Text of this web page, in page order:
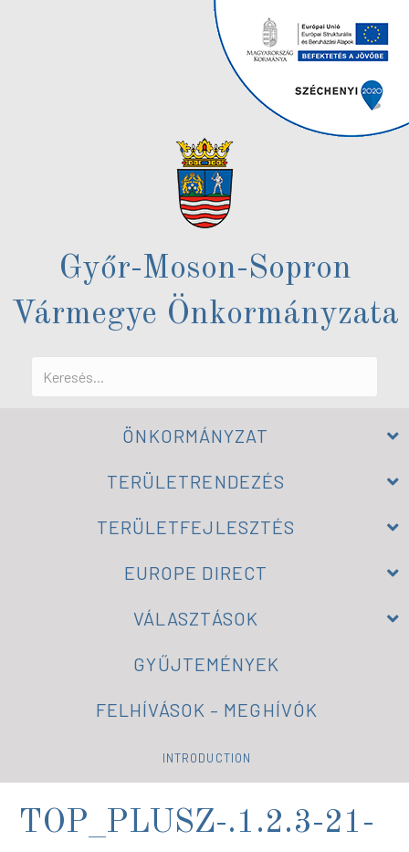
Győr-Moson-Sopron
Vármegye Önkormányzata
ÖNKORMÁNYZAT
TERÜLETRENDEZÉS
TERÜLETFEJLESZTÉS
EUROPE DIRECT
VÁLASZTÁSOK
GYŰJTEMÉNYEK
FELHÍVÁSOK – MEGHÍVÓK
INTRODUCTION
TOP_PLUSZ-.1.2.3-21-